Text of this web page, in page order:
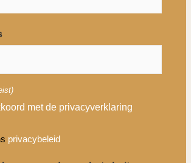
met de privacyverklaring
privacybeleid